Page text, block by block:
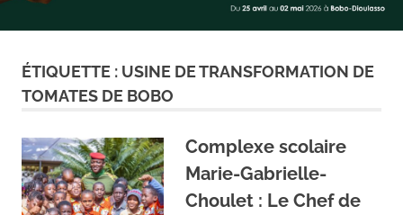
ÉTIQUETTE : USINE DE TRANSFORMATION DE
TOMATES DE BOBO
Complexe scolaire
Marie-Gabrielle-
Choulet : Le Chef de